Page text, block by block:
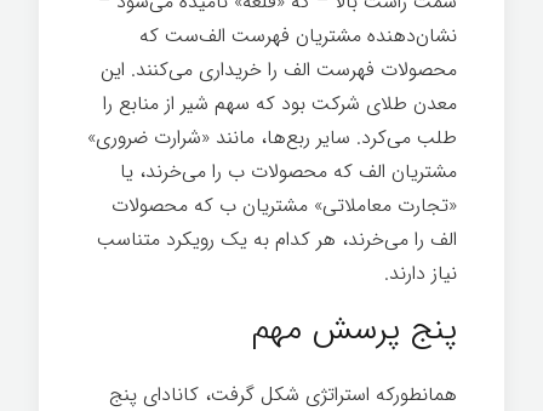
نشان‌دهنده مشتریان فهرست الف‌ست که
محصولات فهرست الف را خریداری می‌کنند. این
معدن طلای شرکت بود که سهم شیر از منابع را
طلب می‌کرد. سایر ربع‌ها، مانند «شرارت ضروری»
مشتریان الف که محصولات ب را می‌خرند، یا
«تجارت معاملاتی» مشتریان ب که محصولات
الف را می‌خرند، هر کدام به یک رویکرد متناسب
نیاز دارند.
پنج پرسش مهم
همانطورکه استراتژی شکل گرفت، کانادای پنج